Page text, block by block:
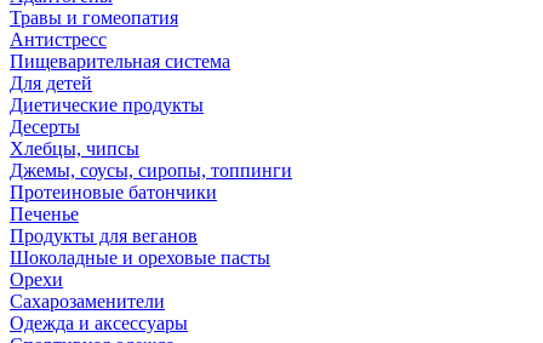
Травы и гомеопатия
Антистресс
Пищеварительная система
Для детей
Диетические продукты
Десерты
Хлебцы, чипсы
Джемы, соусы, сиропы, топпинги
Протеиновые батончики
Печенье
Продукты для веганов
Шоколадные и ореховые пасты
Орехи
Сахарозаменители
Одежда и аксессуары